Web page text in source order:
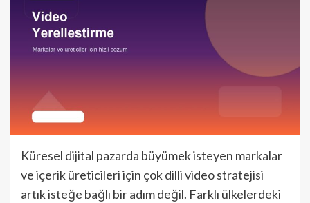
Küresel dijital pazarda büyümek isteyen markalar
ve içerik üreticileri için çok dilli video stratejisi
artık isteğe bağlı bir adım değil. Farklı ülkelerdeki